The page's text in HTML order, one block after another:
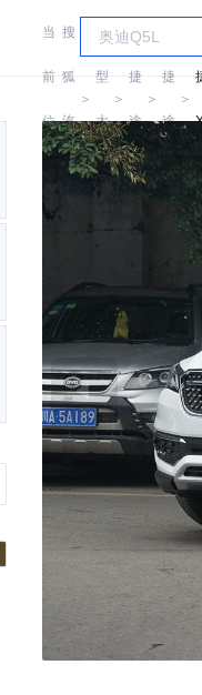
当
前
位
搜
狐
汽
车
＞
车
型
大
全
＞
捷
途
＞
捷
途
＞